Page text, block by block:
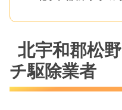
北宇和郡松
チ駆除業者